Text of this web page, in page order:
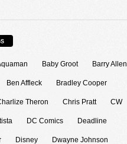
Baby Groot Barry Allen
Ben Affleck Bradley Cooper
Theron Chris Pratt CW
DC Comics Deadline
Disney Dwayne Johnson